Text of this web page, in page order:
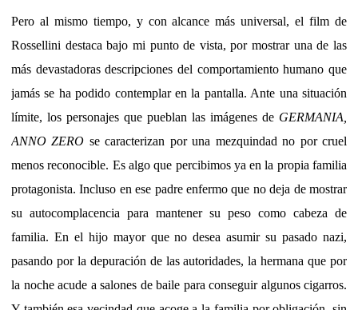
Pero al mismo tiempo, y con alcance más universal, el film de
Rossellini destaca bajo mi punto de vista, por mostrar una de las
más devastadoras descripciones del comportamiento humano que
jamás se ha podido contemplar en la pantalla. Ante una situación
límite, los personajes que pueblan las imágenes de GERMANIA,
ANNO ZERO se caracterizan por una mezquindad no por cruel
menos reconocible. Es algo que percibimos ya en la propia familia
protagonista. Incluso en ese padre enfermo que no deja de mostrar
su autocomplacencia para mantener su peso como cabeza de
familia. En el hijo mayor que no desea asumir su pasado nazi,
pasando por la depuración de las autoridades, la hermana que por
la noche acude a salones de baile para conseguir algunos cigarros.